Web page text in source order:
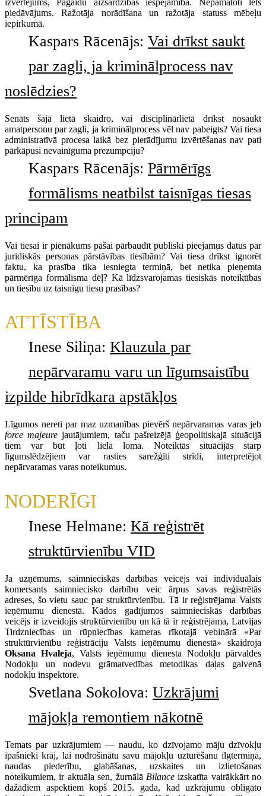
piedāvājums. Ražotāja norādīšana un ražotāja statuss mēbeļu
iepirkumā.
Kaspars Rācenājs: Vai drīkst saukt
par zagli, ja kriminālprocess nav
noslēdzies?
Senāts šajā lietā skaidro, vai disciplinārlietā drīkst nosaukt
amatpersonu par zagli, ja kriminālprocess vēl nav pabeigts? Vai tiesa
administratīvā procesa laikā bez pierādījumu izvērtēšanas nav pati
pārkāpusi nevainīguma prezumpciju?
Kaspars Rācenājs: Pārmērīgs
formālisms neatbilst taisnīgas tiesas
principam
Vai tiesai ir pienākums pašai pārbaudīt publiski pieejamus datus par
juridiskās personas pārstāvības tiesībām? Vai tiesa drīkst ignorēt
faktu, ka prasība tika iesniegta termiņā, bet netika pieņemta
pārmērīga formālisma dēļ? Kā līdzsvarojamas tiesiskās noteiktības
un tiesību uz taisnīgu tiesu prasības?
ATTĪSTĪBA
Inese Siliņa: Klauzula par
nepārvaramu varu un līgumsaistību
izpilde hibrīdkara apstākļos
Līgumos nereti par maz uzmanības pievērš nepārvaramas varas jeb
force majeure jautājumiem, taču pašreizējā ģeopolitiskajā situācijā
tiem var būt ļoti liela loma. Noteiktās situācijās starp
līgumslēdzējiem var rasties sarežģīti strīdi, interpretējot
nepārvaramas varas noteikumus.
NODERĪGI
Inese Helmane: Kā reģistrēt
struktūrvienību VID
Ja uzņēmums, saimnieciskās darbības veicējs vai individuālais
komersants saimniecisko darbību veic ārpus savas reģistrētās
adreses, šo vietu sauc par struktūrvienību. Tā ir reģistrējama Valsts
ieņēmumu dienestā. Kādos gadījumos saimnieciskās darbības
veicējs ir izveidojis struktūrvienību un kā tā ir reģistrējama, Latvijas
Tirdzniecības un rūpniecības kameras rīkotajā vebinārā «Par
struktūrvienību reģistrāciju Valsts ieņēmumu dienestā» skaidroja
Oksana Hvaleja, Valsts ieņēmumu dienesta Nodokļu pārvaldes
Nodokļu un nodevu grāmatvedības metodikas daļas galvenā
nodokļu inspektore.
Svetlana Sokolova: Uzkrājumi
mājokļa remontiem nākotnē
Temats par uzkrājumiem — naudu, ko dzīvojamo māju dzīvokļu
īpašnieki krāj, lai nodrošinātu savu mājokļu uzturēšanu ilgtermiņā,
naudas piederību, glabāšanas, uzskaites un izlietošanas
noteikumiem, ir aktuāla sen, žurnālā Bilanceizskatīta vairākkārt no
dažādiem aspektiem kopš 2015. gada, kad uzkrājumu obligāto